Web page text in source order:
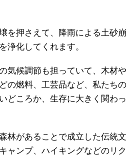
を押さえて、降雨による土砂崩
浄化してくれます。
気候調節も担っていて、木材や
の燃料、工芸品など、私たちの
どころか、生存に大きく関わっ
林があることで成立した伝統文
ャンプ、ハイキングなどのリク